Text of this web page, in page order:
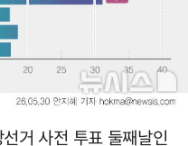
거 사전 투표 둘째날인